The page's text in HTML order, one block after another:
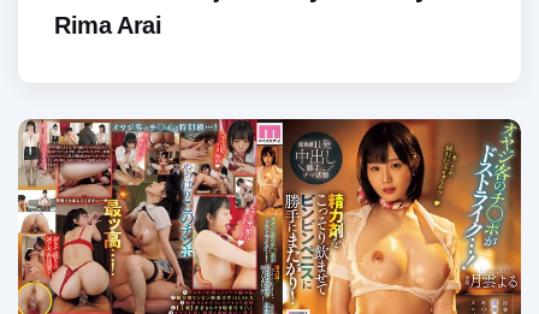
Rima Arai